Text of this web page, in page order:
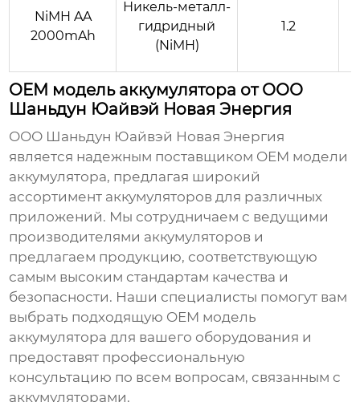
NiMH AA
2000mAh
Никель-металл-
гидридный
(NiMH)
1.2
OEM модель аккумулятора от ООО
Шаньдун Юайвэй Новая Энергия
ООО Шаньдун Юайвэй Новая Энергия
является надежным поставщиком OEM модели
аккумулятора, предлагая широкий
ассортимент аккумуляторов для различных
приложений. Мы сотрудничаем с ведущими
производителями аккумуляторов и
предлагаем продукцию, соответствующую
самым высоким стандартам качества и
безопасности. Наши специалисты помогут вам
выбрать подходящую OEM модель
аккумулятора для вашего оборудования и
предоставят профессиональную
консультацию по всем вопросам, связанным с
аккумуляторами.